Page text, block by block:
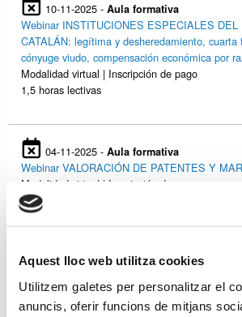
Aquest lloc web utilitza cookies
Utilitzem galetes per personalitzar el
anuncis, oferir funcions de mitjans
10-11-2025 - Aula formativa
Webinar INSTITUCIONES ESPECIALES
CATALÁN: legítima y desheredamiento, cuarta
cónyuge viudo, compensación económica por
Modalidad virtual | Inscripción de pago
1,5 horas lectivas
04-11-2025 - Aula formativa
Webinar VALORACIÓN DE PATENTES Y
Modalidad virtual | Inscripción de pago
1 horas lectivas
29-10-2025 -Aula formativa
Modalidad virtual | Sin Inscripción
9,5 horas lectivas